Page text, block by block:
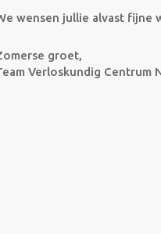
wensen jullie alvast fijne
groet,
Verloskundig Centrum